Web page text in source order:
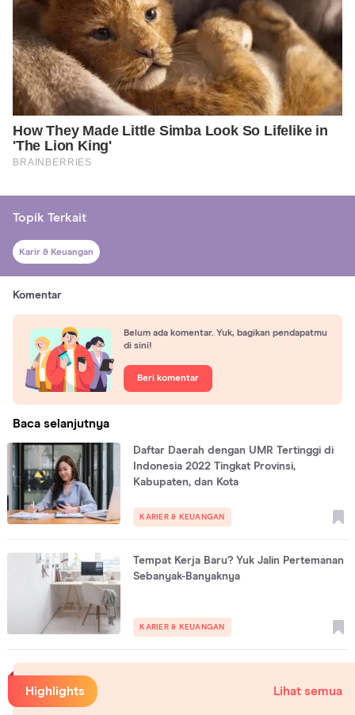
Topik Terkait
Karir & Keuangan
Komentar
Belum ada komentar. Yuk, bagikan pendapatmu
di sini!
Beri komentar
Baca selanjutnya
Daftar Daerah dengan UMR Tertinggi di
Indonesia 2022 Tingkat Provinsi,
Kabupaten, dan Kota
KARIER & KEUANGAN
Tempat Kerja Baru? Yuk Jalin Pertemanan
Sebanyak-Banyaknya
KARIER & KEUANGAN
Highlights Lihat semua